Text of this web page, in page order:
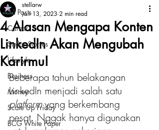
All Posts
Career
Stellar Stories
Lifestyle
Business
Money
Scale Up Friday
BCG White Paper
4 Alasan Mengapa Konten
LinkedIn Akan Mengubah
Karirmu!
stellarw
Jan 13, 2023 2 min read
Beberapa tahun belakangan
LinkedIn menjadi salah satu
platform yang berkembang
pesat. Nggak hanya digunakan